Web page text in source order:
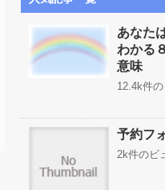
あなた
わかる
意味
12.4k件
予約フ
2k件のビ